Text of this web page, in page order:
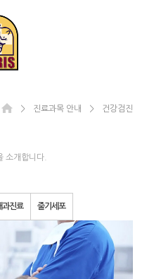
소개합니다.
＞ 진료과목 안내 ＞ 건강검진
과진료 줄기세포